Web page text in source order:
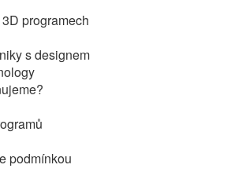
programech
s designem
podmínkou